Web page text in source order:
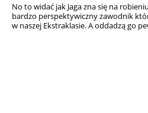
No to widać jak Jaga zna się na
bardzo perspektywiczny zawodnik
w naszej Ekstraklasie. A oddadzą go